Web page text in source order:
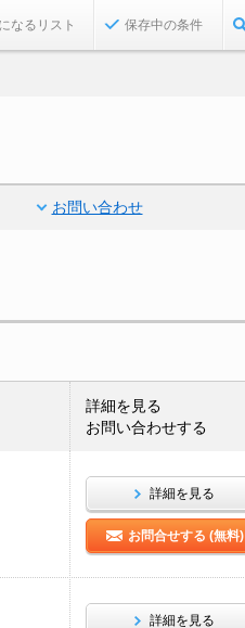
なるリスト 保存中の条件
お問い合わせ
詳細を見る
お問い合わせする
詳細を見る
お問合せする (無料)
詳細を見る